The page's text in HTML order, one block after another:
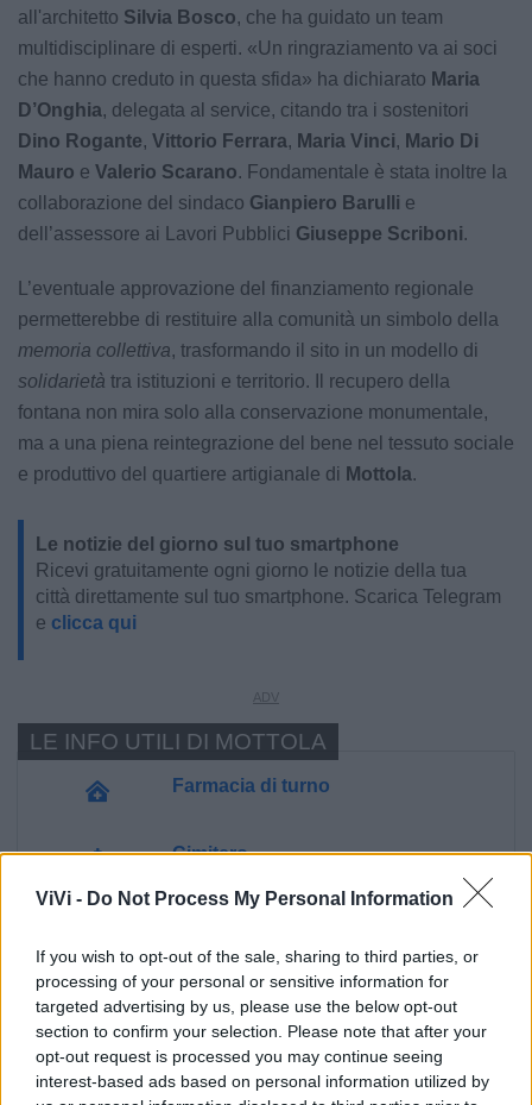
ViVi - Do Not Process My Personal Information
If you wish to opt-out of the sale, sharing to third parties, or
processing of your personal or sensitive information for
targeted advertising by us, please use the below opt-out
section to confirm your selection. Please note that after your
opt-out request is processed you may continue seeing
interest-based ads based on personal information utilized by
all'architetto Silvia Bosco, che ha guidato un team
multidisciplinare di esperti. «Un ringraziamento va ai soci
che hanno creduto in questa sfida» ha dichiarato Maria
D’Onghia, delegata al service, citando tra i sostenitori
Dino Rogante, Vittorio Ferrara, Maria Vinci, Mario Di
Mauro e Valerio Scarano. Fondamentale è stata inoltre la
collaborazione del sindaco Gianpiero Barulli e
dell’assessore ai Lavori Pubblici Giuseppe Scriboni.
L’eventuale approvazione del finanziamento regionale
permetterebbe di restituire alla comunità un simbolo della
memoria collettiva, trasformando il sito in un modello di
solidarietà tra istituzioni e territorio. Il recupero della
fontana non mira solo alla conservazione monumentale,
ma a una piena reintegrazione del bene nel tessuto sociale
e produttivo del quartiere artigianale di Mottola.
Le notizie del giorno sul tuo smartphone
Ricevi gratuitamente ogni giorno le notizie della tua
città direttamente sul tuo smartphone. Scarica Telegram
e clicca qui
Farmacia di turno
Cimitero
Guardia Medica
Canile
LE INFO UTILI DI MOTTOLA